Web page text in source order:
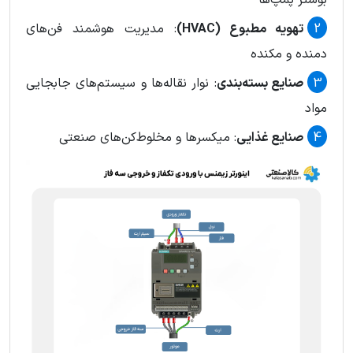
تهویه مطبوع (HVAC)
: مدیریت هوشمند فن‌های
دمنده و مکنده
صنایع بسته‌بندی: نوار نقاله‌ها و سیستم‌های جابجایی
مواد
صنایع غذایی: میکسرها و مخلوط‌کن‌های صنعتی